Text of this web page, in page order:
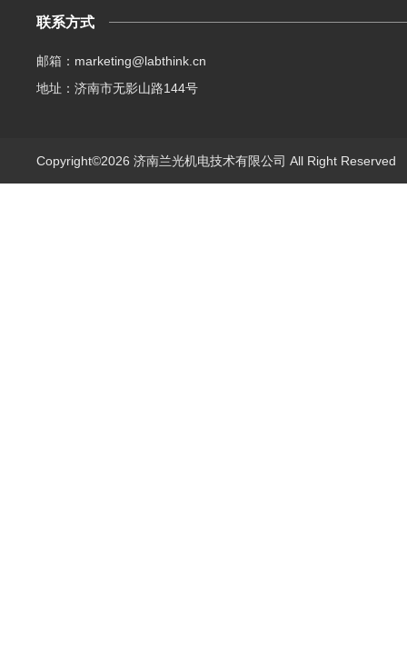
联系方式
邮箱：marketing@labthink.cn
地址：济南市无影山路144号
Copyright©2026 济南兰光机电技术有限公司 All Right